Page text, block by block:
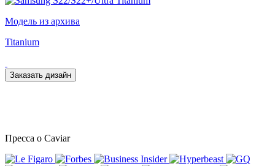
Модель из архива
Titanium
Заказать дизайн
Пресса о Caviar